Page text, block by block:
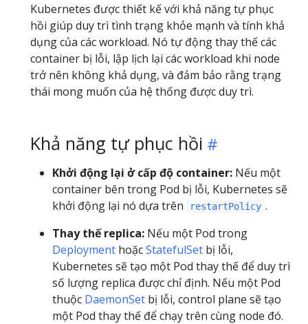
Kubernetes được thiết kế với khả năng tự phục
hồi giúp duy trì tình trạng khỏe mạnh và tính khả
dụng của các workload. Nó tự động thay thế các
container bị lỗi, lập lịch lại các workload khi node
trở nên không khả dụng, và đảm bảo rằng trạng
thái mong muốn của hệ thống được duy trì.
Khả năng tự phục hồi
Khởi động lại ở cấp độ container: Nếu một
container bên trong Pod bị lỗi, Kubernetes sẽ
khởi động lại nó dựa trên
restartPolicy .
Thay thế replica: Nếu một Pod trong
Deployment hoặcStatefulSet bị lỗi,
Kubernetes sẽ tạo một Pod thay thế để duy trì
số lượng replica được chỉ định. Nếu một Pod
thuộc DaemonSet bị lỗi, control plane sẽ tạo
một Pod thay thế để chạy trên cùng node đó.